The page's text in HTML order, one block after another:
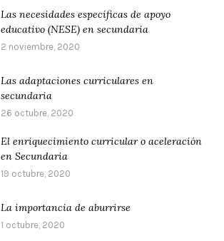
Las necesidades específicas de apoyo
educativo (NESE) en secundaria
2 noviembre, 2020
Las adaptaciones curriculares en
secundaria
26 octubre, 2020
El enriquecimiento curricular o aceleración
en Secundaria
19 octubre, 2020
La importancia de aburrirse
1 octubre, 2020